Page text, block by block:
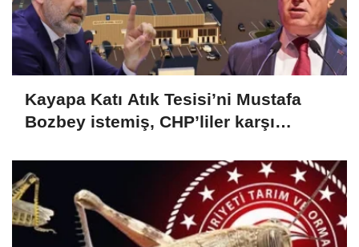
Kayapa Katı Atık Tesisi’ni Mustafa
Bozbey istemiş, CHP’liler karşı